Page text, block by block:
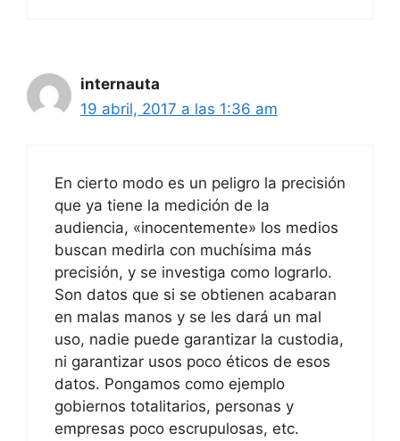
internauta
19 abril, 2017 a las 1:36 am
En cierto modo es un peligro la precisión
que ya tiene la medición de la
audiencia, «inocentemente» los medios
buscan medirla con muchísima más
precisión, y se investiga como lograrlo.
Son datos que si se obtienen acabaran
en malas manos y se les dará un mal
uso, nadie puede garantizar la custodia,
ni garantizar usos poco éticos de esos
datos. Pongamos como ejemplo
gobiernos totalitarios, personas y
empresas poco escrupulosas, etc.